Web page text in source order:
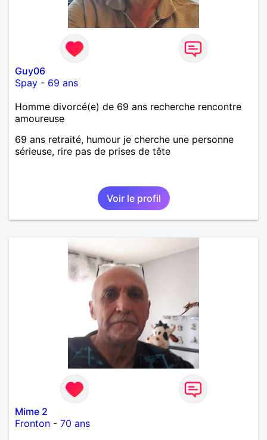
Guy06
Spay - 69 ans
Homme divorcé(e) de 69 ans recherche rencontre
amoureuse
69 ans retraité, humour je cherche une personne
sérieuse, rire pas de prises de tête
Voir le profil
Mime 2
Fronton - 70 ans